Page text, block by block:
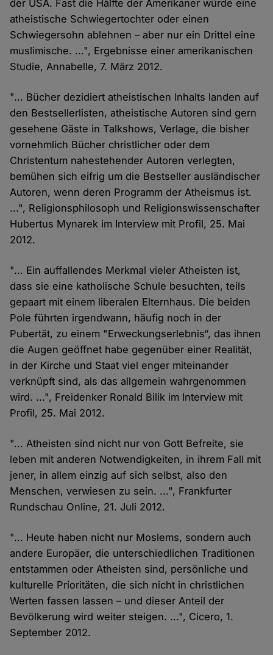
der USA. Fast die Hälfte der Amerikaner würde eine
atheistische Schwiegertochter oder einen
Schwiegersohn ablehnen – aber nur ein Drittel eine
muslimische. ...", Ergebnisse einer amerikanischen
Studie, Annabelle, 7. März 2012.
"... Bücher dezidiert atheistischen Inhalts landen auf
den Bestsellerlisten, atheistische Autoren sind gern
gesehene Gäste in Talkshows, Verlage, die bisher
vornehmlich Bücher christlicher oder dem
Christentum nahestehender Autoren verlegten,
bemühen sich eifrig um die Bestseller ausländischer
Autoren, wenn deren Programm der Atheismus ist.
...", Religionsphilosoph und Religionswissenschafter
Hubertus Mynarek im Interview mit Profil, 25. Mai
2012.
"... Ein auffallendes Merkmal vieler Atheisten ist,
dass sie eine katholische Schule besuchten, teils
gepaart mit einem liberalen Elternhaus. Die beiden
Pole führten irgendwann, häufig noch in der
Pubertät, zu einem "Erweckungserlebnis“, das ihnen
die Augen geöffnet habe gegenüber einer Realität,
in der Kirche und Staat viel enger miteinander
verknüpft sind, als das allgemein wahrgenommen
wird. ...", Freidenker Ronald Bilik im Interview mit
Profil, 25. Mai 2012.
"... Atheisten sind nicht nur von Gott Befreite, sie
leben mit anderen Notwendigkeiten, in ihrem Fall mit
jener, in allem einzig auf sich selbst, also den
Menschen, verwiesen zu sein. ...", Frankfurter
Rundschau Online, 21. Juli 2012.
"... Heute haben nicht nur Moslems, sondern auch
andere Europäer, die unterschiedlichen Traditionen
entstammen oder Atheisten sind, persönliche und
kulturelle Prioritäten, die sich nicht in christlichen
Werten fassen lassen – und dieser Anteil der
Bevölkerung wird weiter steigen. ...", Cicero, 1.
September 2012.